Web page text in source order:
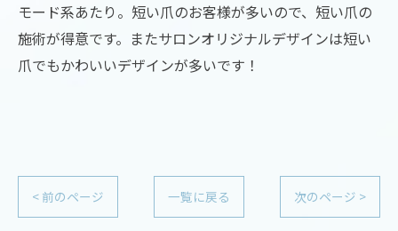
モード系あたり。短い爪のお客様が多いので、短い爪の
施術が得意です。またサロンオリジナルデザインは短い
爪でもかわいいデザインが多いです！
< 前のページ 一覧に戻る 次のページ >